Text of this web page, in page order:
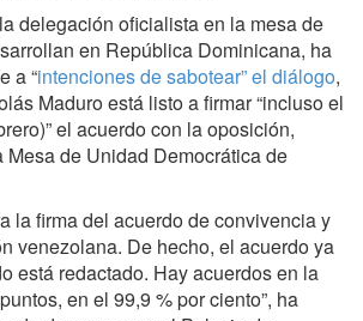
delegación oficialista en la mesa de
en República Dominicana, ha
a “intenciones de sabotear” el diálogo,
Maduro está listo a firmar “incluso el
el acuerdo con la oposición,
Mesa de Unidad Democrática de
la firma del acuerdo de convivencia y
venezolana. De hecho, el acuerdo ya
está redactado. Hay acuerdos en la
en el 99,9 % por ciento”, ha